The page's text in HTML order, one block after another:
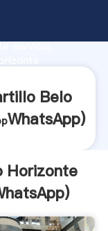
servicio,
Belo
WhatsApp)
Horizonte
)